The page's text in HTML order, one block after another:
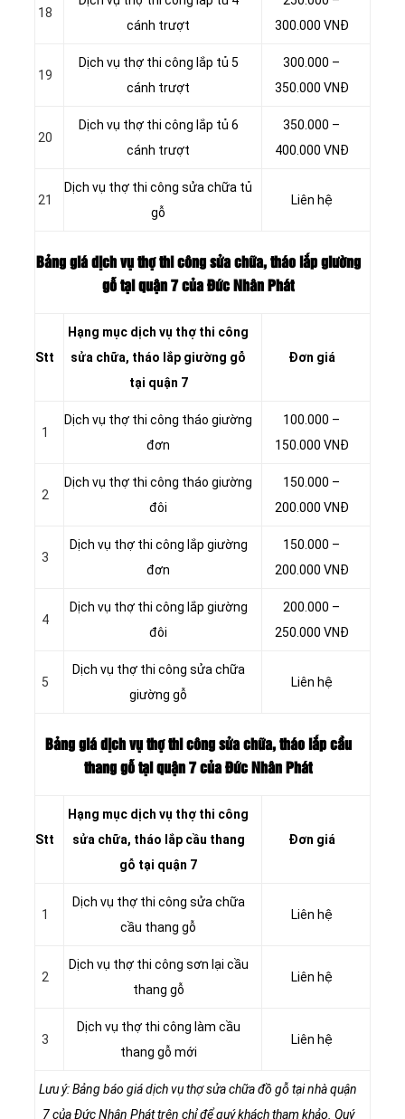
18
cánh trượt
300.000 VNĐ
19
Dịch vụ thợ thi công lắp tủ 5
cánh trượt
300.000 –
350.000 VNĐ
20
Dịch vụ thợ thi công lắp tủ 6
cánh trượt
350.000 –
400.000 VNĐ
21
Dịch vụ thợ thi công sửa chữa tủ
gỗ
Liên hệ
Bảng giá dịch vụ thợ thi công sửa chữa, tháo lắp giường
gỗ tại quận 7 của Đức Nhân Phát
Stt
Hạng mục dịch vụ thợ thi công
sửa chữa, tháo lắp giường gỗ
tại quận 7
Đơn giá
1
Dịch vụ thợ thi công tháo giường
đơn
100.000 –
150.000 VNĐ
2
Dịch vụ thợ thi công tháo giường
đôi
150.000 –
200.000 VNĐ
3
Dịch vụ thợ thi công lắp giường
đơn
150.000 –
200.000 VNĐ
4
Dịch vụ thợ thi công lắp giường
đôi
200.000 –
250.000 VNĐ
5
Dịch vụ thợ thi công sửa chữa
giường gỗ
Liên hệ
Bảng giá dịch vụ thợ thi công sửa chữa, tháo lắp cầu
thang gỗ tại quận 7 của Đức Nhân Phát
Stt
Hạng mục dịch vụ thợ thi công
sửa chữa, tháo lắp cầu thang
gỗ tại quận 7
Đơn giá
1
Dịch vụ thợ thi công sửa chữa
cầu thang gỗ
Liên hệ
2
Dịch vụ thợ thi công sơn lại cầu
thang gỗ
Liên hệ
3
Dịch vụ thợ thi công làm cầu
thang gỗ mới
Liên hệ
Lưu ý: Bảng báo giá dịch vụ thợ sửa chữa đồ gỗ tại nhà quận
7 của Đức Nhân Phát trên chỉ để quý khách tham khảo. Quý